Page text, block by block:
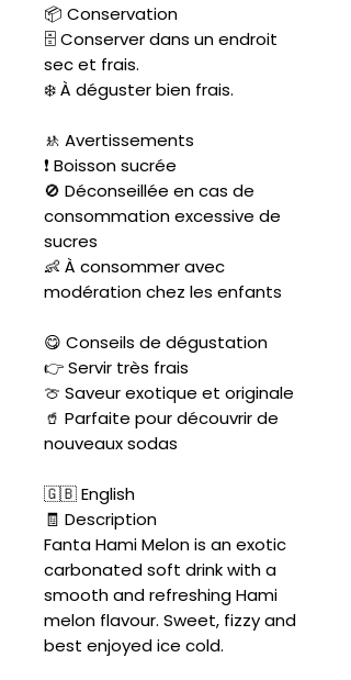
📦 Conservation
🗄️ Conserver dans un endroit
sec et frais.
❄️ À déguster bien frais.
🚸 Avertissements
❗ Boisson sucrée
🚫 Déconseillée en cas de
consommation excessive de
sucres
👶 À consommer avec
modération chez les enfants
😋 Conseils de dégustation
👉 Servir très frais
🍈 Saveur exotique et originale
🥤 Parfaite pour découvrir de
nouveaux sodas
🇬🇧 English
🧾 Description
Fanta Hami Melon is an exotic
carbonated soft drink with a
smooth and refreshing Hami
melon flavour. Sweet, fizzy and
best enjoyed ice cold.